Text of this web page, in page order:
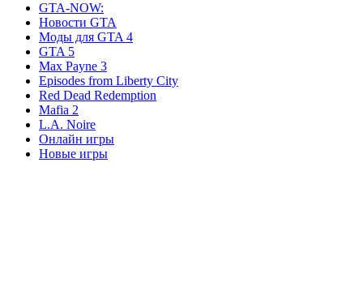
GTA-NOW:
Новости GTA
Моды для GTA 4
GTA 5
Max Payne 3
Episodes from Liberty City
Red Dead Redemption
Mafia 2
L.A. Noire
Онлайн игры
Новые игры